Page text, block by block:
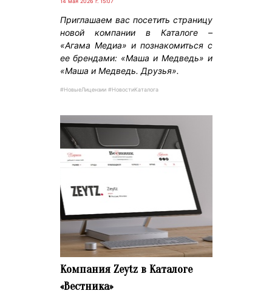
Приглашаем вас посетить страницу
новой компании в Каталоге –
«Агама Медиа» и познакомиться с
ее брендами: «Маша и Медведь» и
«Маша и Медведь. Друзья».
#НовыеЛицензии #НовостиКаталога
Компания Zeytz в Каталоге
«Вестника»